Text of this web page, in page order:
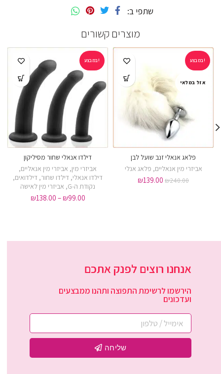
שתפי ב
מוצרים קשורים
במבצע!
אזל במלאי
פלאג אנאלי זנב שועל לבן
אביזרי מין אנאליים, פלאג אנלי
₪240.00
₪139.00
במבצע!
דילדו אנאלי שחור מסיליקון
אביזרי מין, אביזרי מין אנאליים,
דילדו אנאלי, דילדו שחור, דילדואים,
נקודת ה-G , אביזרי מין לאישה
₪99.00
–
₪138.00
אנחנו רוצים לפנק אתכם
הירשמו לרשימת התפוצה ותהנו ממבצעים
ועדכונים
שליחה